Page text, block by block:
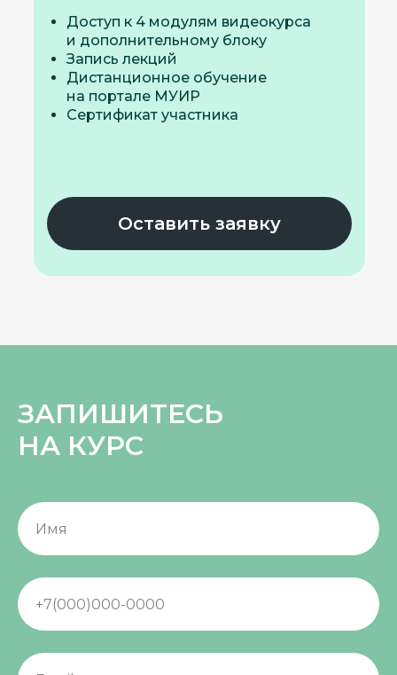
Доступ к 4 модулям видеокурса
и дополнительному блоку
Запись лекций
Дистанционное обучение
на портале МУИР
Сертификат участника
Оставить заявку
ЗАПИШИТЕСЬ
НА КУРС